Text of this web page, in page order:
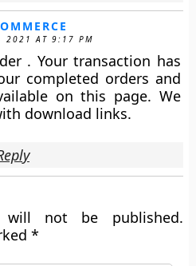
2021 AT 9:17 PM
. Your transaction has
completed orders and
on this page. We
download links.
will not be published.
*